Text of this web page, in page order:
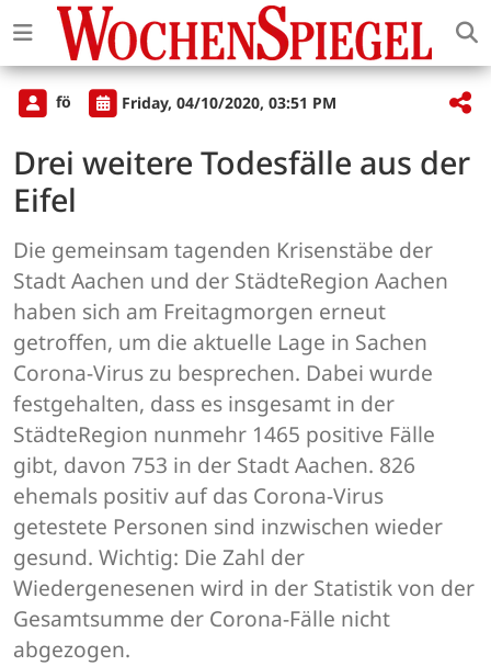
fö Friday, 04/10/2020, 03:51 PM
Drei weitere Todesfälle aus der
Eifel
Die gemeinsam tagenden Krisenstäbe der
Stadt Aachen und der StädteRegion Aachen
haben sich am Freitagmorgen erneut
getroffen, um die aktuelle Lage in Sachen
Corona-Virus zu besprechen. Dabei wurde
festgehalten, dass es insgesamt in der
StädteRegion nunmehr 1465 positive Fälle
gibt, davon 753 in der Stadt Aachen. 826
ehemals positiv auf das Corona-Virus
getestete Personen sind inzwischen wieder
gesund. Wichtig: Die Zahl der
Wiedergenesenen wird in der Statistik von der
Gesamtsumme der Corona-Fälle nicht
abgezogen.